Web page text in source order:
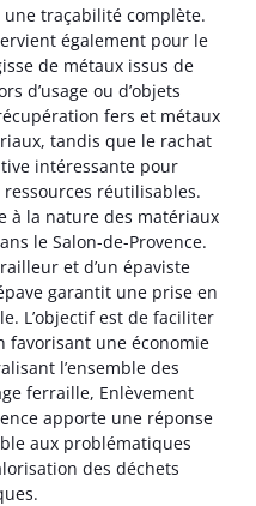
traçabilité complète.
également pour le
de métaux issus de
d’usage ou d’objets
fers et métaux
tandis que le rachat
intéressante pour
réutilisables.
à la nature des matériaux
le Salon-de-Provence.
et d’un épaviste
garantit une prise en
L’objectif est de faciliter
favorisant une économie
l’ensemble des
ferraille, Enlèvement
apporte une réponse
aux problématiques
des déchets